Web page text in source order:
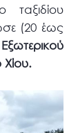
ταξιδίου
(20 έως